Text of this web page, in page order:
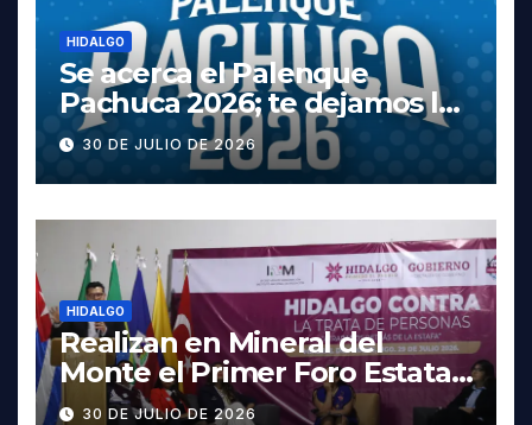
HIDALGO
Se acerca el Palenque
Pachuca 2026; te dejamos la
cartelera completa, las
fechas y los precios
30 DE JULIO DE 2026
HIDALGO
Realizan en Mineral del
Monte el Primer Foro Estatal
contra la Trata de Personas
30 DE JULIO DE 2026